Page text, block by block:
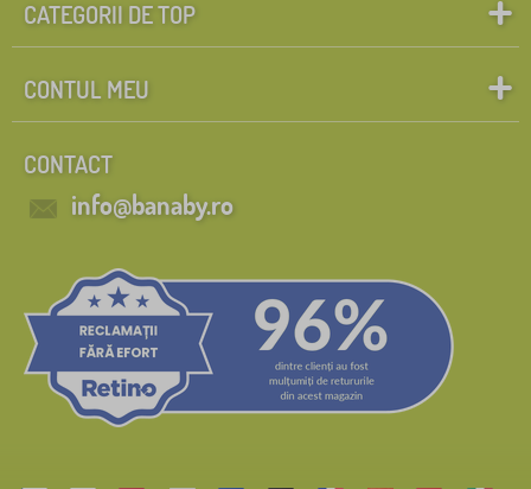
CATEGORII DE TOP
CONTUL MEU
CONTACT
info@banaby.ro